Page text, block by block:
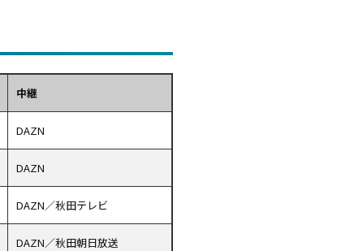
中継
DAZN
DAZN
DAZN／秋田テレビ
DAZN／秋田朝日放送